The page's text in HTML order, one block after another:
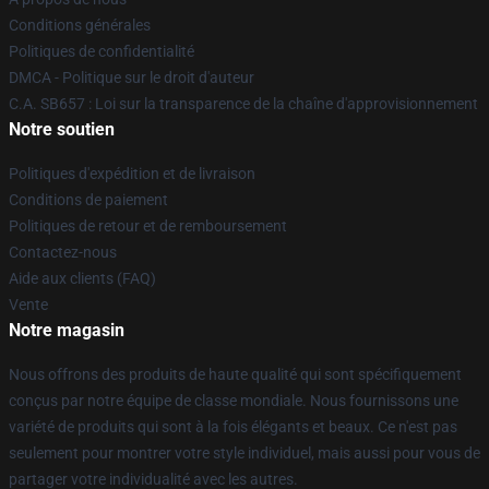
Conditions générales
Politiques de confidentialité
DMCA - Politique sur le droit d'auteur
C.A. SB657 : Loi sur la transparence de la chaîne d'approvisionnement
Notre soutien
Politiques d'expédition et de livraison
Conditions de paiement
Politiques de retour et de remboursement
Contactez-nous
Aide aux clients (FAQ)
Vente
Notre magasin
Nous offrons des produits de haute qualité qui sont spécifiquement
conçus par notre équipe de classe mondiale. Nous fournissons une
variété de produits qui sont à la fois élégants et beaux. Ce n'est pas
seulement pour montrer votre style individuel, mais aussi pour vous de
partager votre individualité avec les autres.